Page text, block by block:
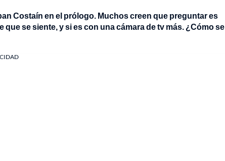
Costaín en el prólogo. Muchos creen que preguntar es
se siente, y si es con una cámara de tv más. ¿Cómo se